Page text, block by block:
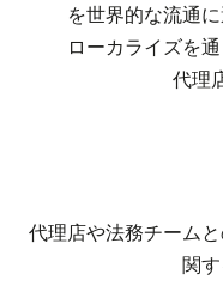
を世界的な流通
ローカライズを
代理
代理店や法務チーム
関す